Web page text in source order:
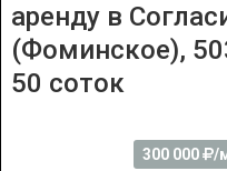
аренду в
(Фоминское),
50 соток
300 000 /